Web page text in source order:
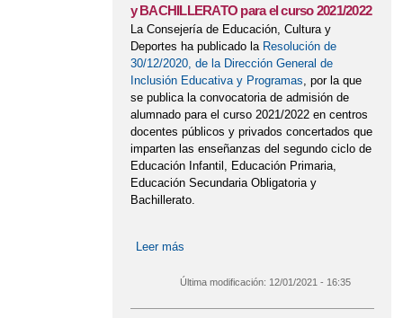
y BACHILLERATO para el curso 2021/2022
La Consejería de Educación, Cultura y
Deportes ha publicado la Resolución de
30/12/2020, de la Dirección General de
Inclusión Educativa y Programas, por la que
se publica la convocatoria de admisión de
alumnado para el curso 2021/2022 en centros
docentes públicos y privados concertados que
imparten las enseñanzas del segundo ciclo de
Educación Infantil, Educación Primaria,
Educación Secundaria Obligatoria y
Bachillerato.
Leer más
para el curso 2021/2022
Última modificación: 12/01/2021 - 16:35